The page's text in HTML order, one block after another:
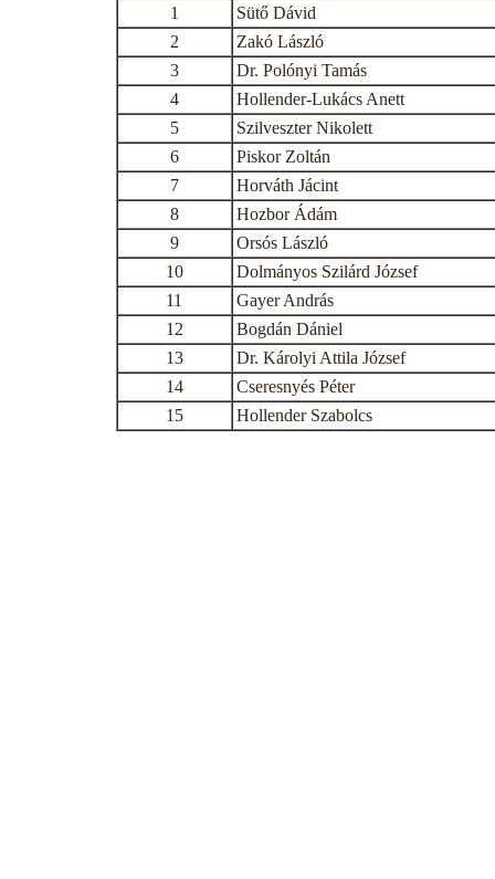
1
Sütő Dávid
2
Zakó László
3
Dr. Polónyi Tamás
4
Hollender-Lukács Anett
5
Szilveszter Nikolett
6
Piskor Zoltán
7
Horváth Jácint
8
Hozbor Ádám
9
Orsós László
10
Dolmányos Szilárd József
11
Gayer András
12
Bogdán Dániel
13
Dr. Károlyi Attila József
14
Cseresnyés Péter
15
Hollender Szabolcs